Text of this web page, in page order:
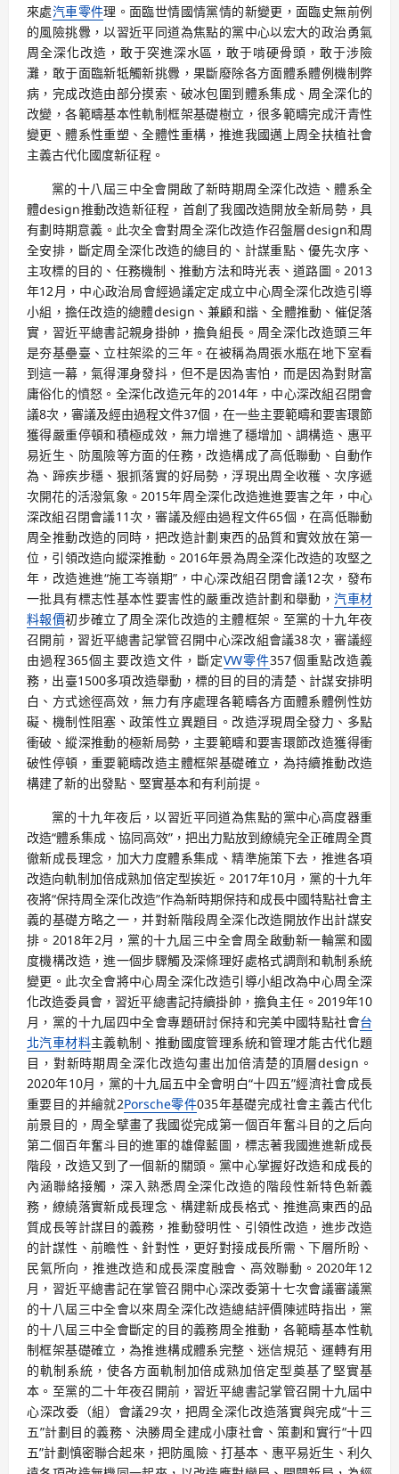
來處汽車零件理。面臨世情國情黨情的新變更，面臨史無前例
的風險挑釁，以習近平同道為焦點的黨中心以宏大的政治勇氣
周全深化改造，敢于突進深水區，敢于啃硬骨頭，敢于涉險
灘，敢于面臨新牴觸新挑釁，果斷廢除各方面體系體例機制弊
病，完成改造由部分摸索、破冰包圍到體系集成、周全深化的
改變，各範疇基本性軌制框架基礎樹立，很多範疇完成汗青性
變更、體系性重塑、全體性重構，推進我國邁上周全扶植社會
主義古代化國度新征程。
黨的十八屆三中全會開啟了新時期周全深化改造、體系全
體design推動改造新征程，首創了我國改造開放全新局勢，具
有劃時期意義。此次全會對周全深化改造作召盤層design和周
全安排，斷定周全深化改造的總目的、計謀重點、優先次序、
主攻標的目的、任務機制、推動方法和時光表、道路圖。2013
年12月，中心政治局會經過議定定成立中心周全深化改造引導
小組，擔任改造的總體design、兼顧和諧、全體推動、催促落
實，習近平總書記親身掛帥，擔負組長。周全深化改造頭三年
是夯基壘臺、立柱架梁的三年。在被稱為周張水瓶在地下室看
到這一幕，氣得渾身發抖，但不是因為害怕，而是因為對財富
庸俗化的憤怒。全深化改造元年的2014年，中心深改組召閉會
議8次，審議及經由過程文件37個，在一些主要範疇和要害環節
獲得嚴重停頓和積極成效，無力增進了穩增加、調構造、惠平
易近生、防風險等方面的任務，改造構成了高低聯動、自動作
為、蹄疾步穩、狠抓落實的好局勢，浮現出周全收穫、次序遞
次開花的活潑氣象。2015年周全深化改造進進要害之年，中心
深改組召閉會議11次，審議及經由過程文件65個，在高低聯動
周全推動改造的同時，把改造計劃東西的品質和實效放在第一
位，引領改造向縱深推動。2016年景為周全深化改造的攻堅之
年，改造進進“施工岑嶺期”，中心深改組召閉會議12次，發布
一批具有標志性基本性要害性的嚴重改造計劃和舉動，汽車材
料報價初步確立了周全深化改造的主體框架。至黨的十九年夜
召開前，習近平總書記掌管召開中心深改組會議38次，審議經
由過程365個主要改造文件，斷定VW零件357個重點改造義
務，出臺1500多項改造舉動，標的目的目的清楚、計謀安排明
白、方式途徑高效，無力有序處理各範疇各方面體系體例性妨
礙、機制性阻塞、政策性立異題目。改造浮現周全發力、多點
衝破、縱深推動的極新局勢，主要範疇和要害環節改造獲得衝
破性停頓，重要範疇改造主體框架基礎確立，為持續推動改造
構建了新的出發點、堅實基本和有利前提。
黨的十九年夜后，以習近平同道為焦點的黨中心高度器重
改造“體系集成、協同高效”，把出力點放到繚繞完全正確周全貫
徹新成長理念，加大力度體系集成、精準施策下去，推進各項
改造向軌制加倍成熟加倍定型挨近。2017年10月，黨的十九年
夜將“保持周全深化改造”作為新時期保持和成長中國特點社會主
義的基礎方略之一，并對新階段周全深化改造開放作出計謀安
排。2018年2月，黨的十九屆三中全會周全啟動新一輪黨和國
度機構改造，進一個步驟觸及深條理好處格式調劑和軌制系統
變更。此次全會將中心周全深化改造引導小組改為中心周全深
化改造委員會，習近平總書記持續掛帥，擔負主任。2019年10
月，黨的十九屆四中全會專題研討保持和完美中國特點社會台
北汽車材料主義軌制、推動國度管理系統和管理才能古代化題
目，對新時期周全深化改造勾畫出加倍清楚的頂層design。
2020年10月，黨的十九屆五中全會明白“十四五”經濟社會成長
重要目的并繪就2Porsche零件035年基礎完成社會主義古代化
前景目的，周全擘畫了我國從完成第一個百年奮斗目的之后向
第二個百年奮斗目的進軍的雄偉藍圖，標志著我國進進新成長
階段，改造又到了一個新的關頭。黨中心掌握好改造和成長的
內涵聯絡接觸，深入熟悉周全深化改造的階段性新特色新義
務，繚繞落實新成長理念、構建新成長格式、推進高東西的品
質成長等計謀目的義務，推動發明性、引領性改造，進步改造
的計謀性、前瞻性、針對性，更好對接成長所需、下層所盼、
民氣所向，推進改造和成長深度融會、高效聯動。2020年12
月，習近平總書記在掌管召開中心深改委第十七次會議審議黨
的十八屆三中全會以來周全深化改造總結評價陳述時指出，黨
的十八屆三中全會斷定的目的義務周全推動，各範疇基本性軌
制框架基礎確立，為推進構成體系完整、迷信規范、運轉有用
的軌制系統，使各方面軌制加倍成熟加倍定型奠基了堅實基
本。至黨的二十年夜召開前，習近平總書記掌管召開十九屆中
心深改委（組）會議29次，把周全深化改造落實與完成“十三
五”計劃目的義務、決勝周全建成小康社會、策劃和實行“十四
五”計劃慎密聯合起來，把防風險、打基本、惠平易近生、利久